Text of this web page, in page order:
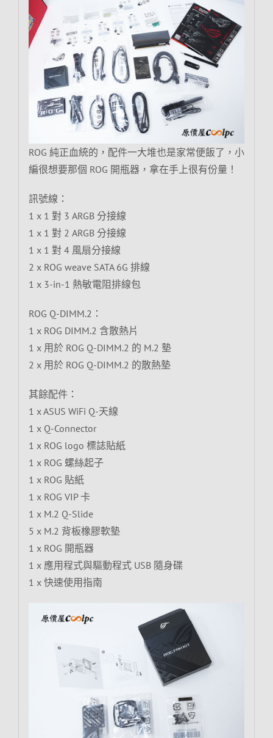
ROG 純正血統的，配件一大堆也是家常便飯了，小
編很想要那個 ROG 開瓶器，拿在手上很有份量！
訊號線：
1 x 1 對 3 ARGB 分接線
1 x 1 對 2 ARGB 分接線
1 x 1 對 4 風扇分接線
2 x ROG weave SATA 6G 排線
1 x 3-in-1 熱敏電阻排線包
ROG Q-DIMM.2：
1 x ROG DIMM.2 含散熱片
1 x 用於 ROG Q-DIMM.2 的 M.2 墊
2 x 用於 ROG Q-DIMM.2 的散熱墊
其餘配件：
1 x ASUS WiFi Q-天線
1 x Q-Connector
1 x ROG logo 標誌貼紙
1 x ROG 螺絲起子
1 x ROG 貼紙
1 x ROG VIP 卡
1 x M.2 Q-Slide
5 x M.2 背板橡膠軟墊
1 x ROG 開瓶器
1 x 應用程式與驅動程式 USB 隨身碟
1 x 快速使用指南